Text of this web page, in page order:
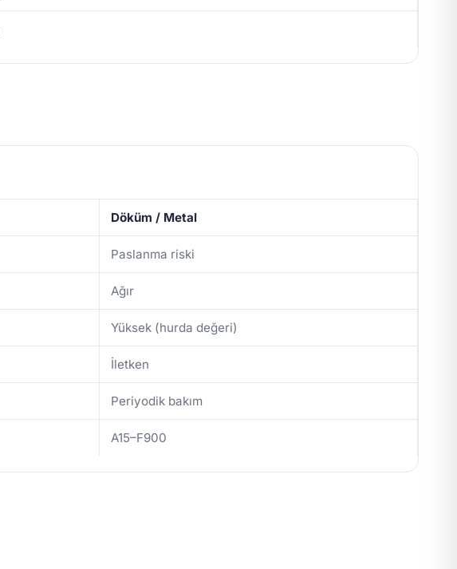
Döküm / Metal
Paslanma riski
Ağır
Yüksek (hurda değeri)
İletken
Periyodik bakım
A15–F900